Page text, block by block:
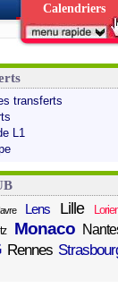
Calendriers
transferts
L1
Lens Lille
Monaco
Rennes